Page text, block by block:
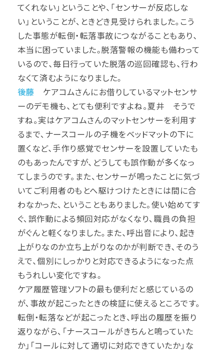
てくれない」ということや、「センサーが反応しな
い」ということが、ときどき見受けられました。こう
した事態が転倒・転落事故につながることもあり、
本当に困っていました。脱落警報の機能も備わって
いるので、毎日行っていた脱落の巡回確認も、行わ
なくて済むようになりました。
後藤 ケアコムさんにお借りしているマットセンサ
ーのデモ機も、とても便利ですよね。夏井 そうで
すね。実はケアコムさんのマットセンサーを利用す
るまで、ナースコールの子機をベッドマットの下に
置くなど、手作り感覚でセンサーを設置していたも
のもあったんですが、どうしても誤作動が多くなっ
てしまうのです。また、センサーが鳴ったことに気づ
いてご利用者のもとへ駆けつけたときには間に合
わなかった、ということもありました。使い始めてす
ぐ、誤作動による頻回対応がなくなり、職員の負担
がぐんと軽くなりました。また、呼出音により、起き
上がりなのか立ち上がりなのかが判断でき、そのう
えで、個別にしっかりと対応できるようになった点
もうれしい変化ですね。
ケア履歴管理ソフトの最も便利だと感じているの
が、事故が起こったときの検証に使えるところです。
転倒・転落などが起こったとき、呼出の履歴を振り
返りながら、「ナースコールがきちんと鳴っていた
か」「コールに対して適切に対応できていたか」な